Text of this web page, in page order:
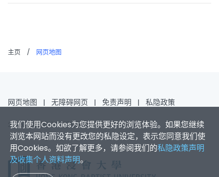
主页 / 网页地图
我们使用Cookies为您提供更好的浏览体验。如果您继续
浏览本网站而没有更改您的私隐设定，表示您同意我们使
用Cookies。如欲了解更多，请参阅我们的私隐政策声明
及收集个人资料声明。
网页地图 | 无障碍网页 | 免责声明 | 私隐政策
2026香港浸会大学 版权所有